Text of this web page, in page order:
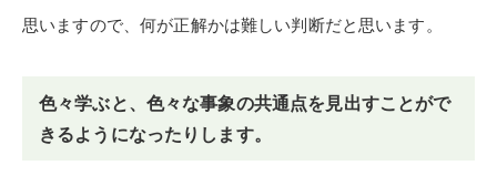
思いますので、何が正解かは難しい判断だと思います。
色々学ぶと、色々な事象の共通点を見出すことがで
きるようになったりします。